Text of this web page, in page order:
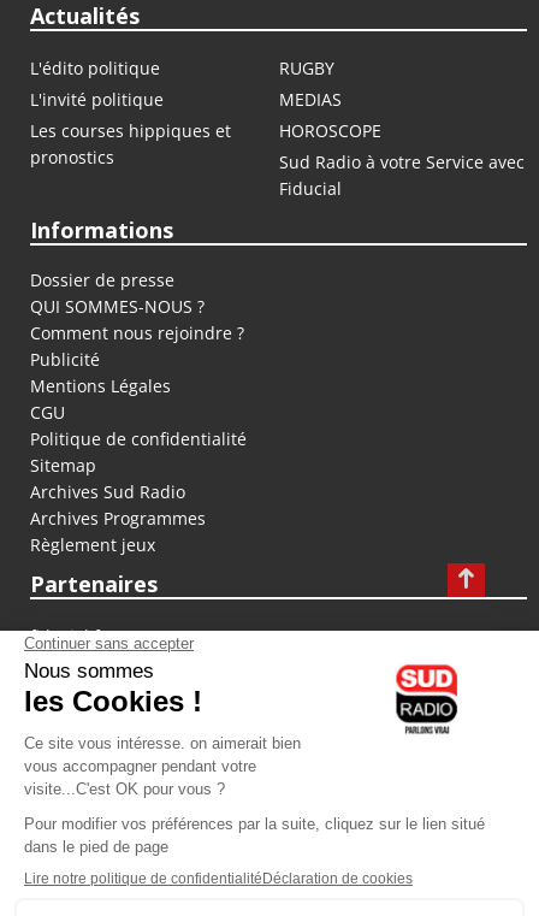
Actualités
L'édito politique
RUGBY
L'invité politique
MEDIAS
Les courses hippiques et
pronostics
HOROSCOPE
Sud Radio à votre Service avec
Fiducial
Informations
Dossier de presse
QUI SOMMES-NOUS ?
Comment nous rejoindre ?
Publicité
Mentions Légales
CGU
Politique de confidentialité
Sitemap
Archives Sud Radio
Archives Programmes
Règlement jeux
Partenaires
fiducial.fr
lyoncapitale.fr
olympique-et-lyonnais.com
L'application Iphone / Android
Téléchargez l'application
Les cookies